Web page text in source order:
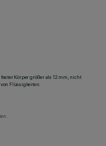
Körper größer als 12 mm, nicht
Flüssigkeiten.